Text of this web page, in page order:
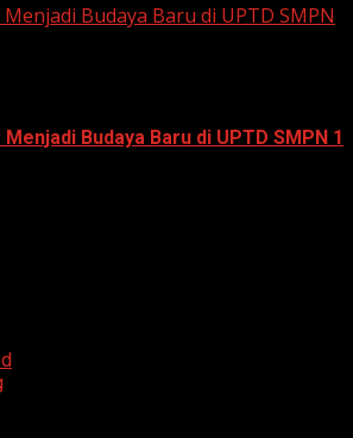
Budaya Baru di UPTD SMPN
Budaya Baru di UPTD SMPN 1